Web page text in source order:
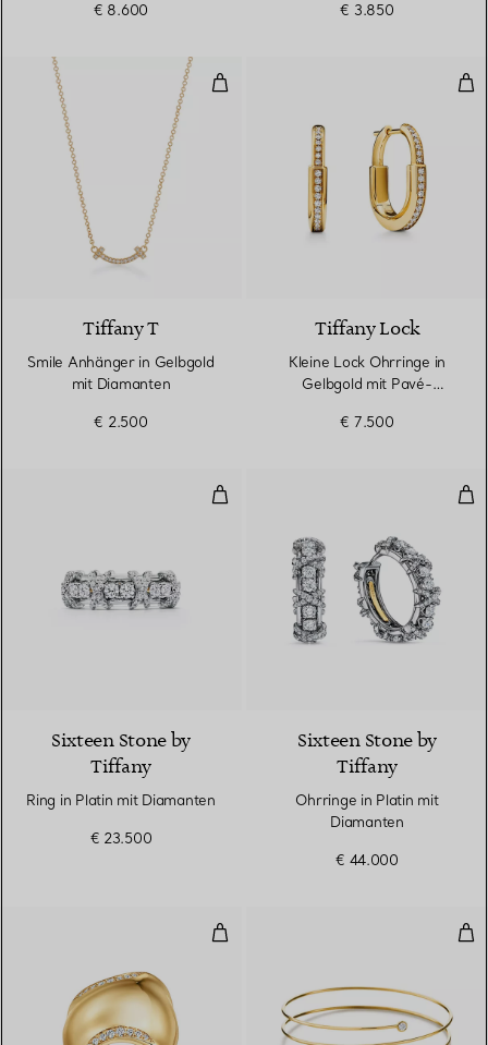
€ 8.600 € 3.850
Smile Anhänger in Gelbgold mit
Tiffany T
Smile Anhänger in Gelbgold
mit Diamanten
€ 2.500
Tiffany Lock
Kleine Lock Ohrringe in
Gelbgold mit Pavé-
€ 7.500
Ring in Platin mit Diamanten
Sixteen Stone by
Tiffany
Ring in Platin mit Diamanten
€ 23.500
Sixteen Stone by
Tiffany
Ohrringe in Platin mit
Diamanten
€ 44.000
Bone Ring in Gelbgold mit